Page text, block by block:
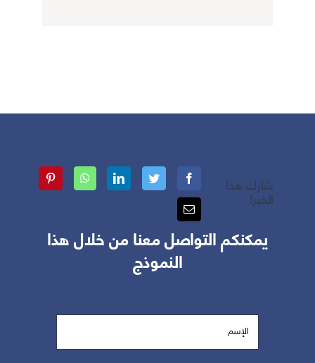
شارك هذا
الخبر!
يمكنكم التواصل معنا من خلال هذا
النموذج